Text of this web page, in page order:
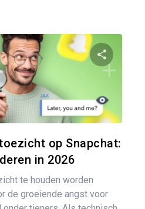
op Snapchat:
in 2026
te houden worden
de groeiende angst voor